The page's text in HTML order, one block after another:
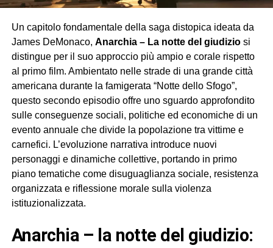
Un capitolo fondamentale della saga distopica ideata da
James DeMonaco, Anarchia – La notte del giudiziosi
distingue per il suo approccio più ampio e corale rispetto
al primo film. Ambientato nelle strade di una grande città
americana durante la famigerata “Notte dello Sfogo”,
questo secondo episodio offre uno sguardo approfondito
sulle conseguenze sociali, politiche ed economiche di un
evento annuale che divide la popolazione tra vittime e
carnefici. L’evoluzione narrativa introduce nuovi
personaggi e dinamiche collettive, portando in primo
piano tematiche come disuguaglianza sociale, resistenza
organizzata e riflessione morale sulla violenza
istituzionalizzata.
anarchia – la notte del giudizio: